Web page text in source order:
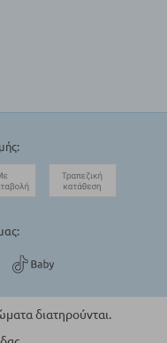
διατηρούνται.